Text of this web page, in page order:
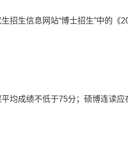
招生信息网站“博士招生”中的《
均成绩不低于75分；硕博连读应